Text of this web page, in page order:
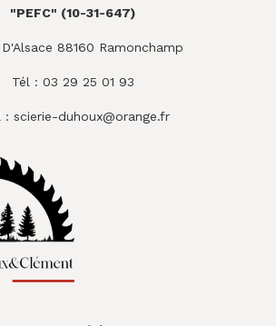
"PEFC" (10-31-647)
D'Alsace 88160 Ramonchamp
Tél : 03 29 25 01 93
: scierie-duhoux@orange.fr